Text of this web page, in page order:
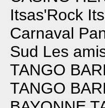
Itsas'Rock
Carnaval
Sud Les
TANGO
TANGO